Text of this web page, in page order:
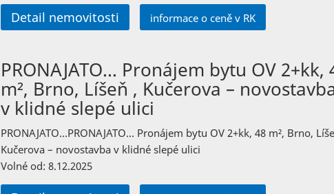
Detail nemovitosti informace o ceně v RK
PRONAJATO… Pronájem bytu OV 2+kk,
m², Brno, Líšeň , Kučerova –
v klidné slepé ulici
PRONAJATO…PRONAJATO… Pronájem bytu OV 2+kk, 48 m², Brno,
Kučerova – novostavba v klidné slepé ulici
Volné od: 8.12.2025